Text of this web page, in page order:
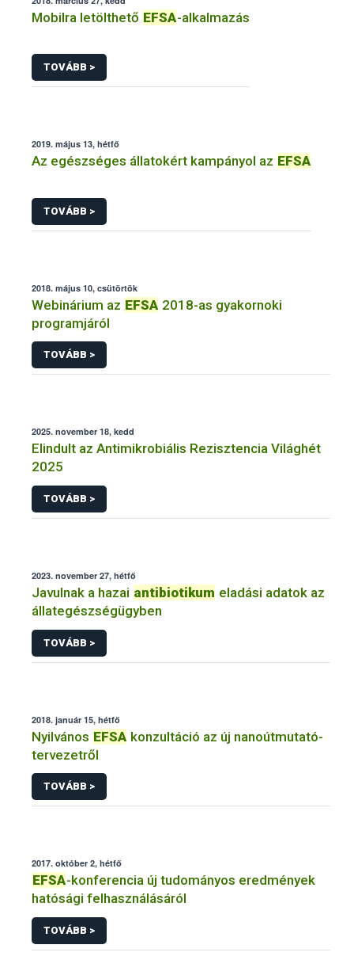
Mobilra letölthető EFSA-alkalmazás
TOVÁBB >
2019. május 13, hétfő
Az egészséges állatokért kampányol az EFSA
TOVÁBB >
2018. május 10, csütörtök
Webinárium az EFSA 2018-as gyakornoki
programjáról
TOVÁBB >
2025. november 18, kedd
Elindult az Antimikrobiális Rezisztencia Világhét
2025
TOVÁBB >
2023. november 27, hétfő
Javulnak a hazai antibiotikum eladási adatok az
állategészségügyben
TOVÁBB >
2018. január 15, hétfő
Nyilvános EFSA konzultáció az új nanoútmutató-
tervezetről
TOVÁBB >
2017. október 2, hétfő
EFSA-konferencia új tudományos eredmények
hatósági felhasználásáról
TOVÁBB >